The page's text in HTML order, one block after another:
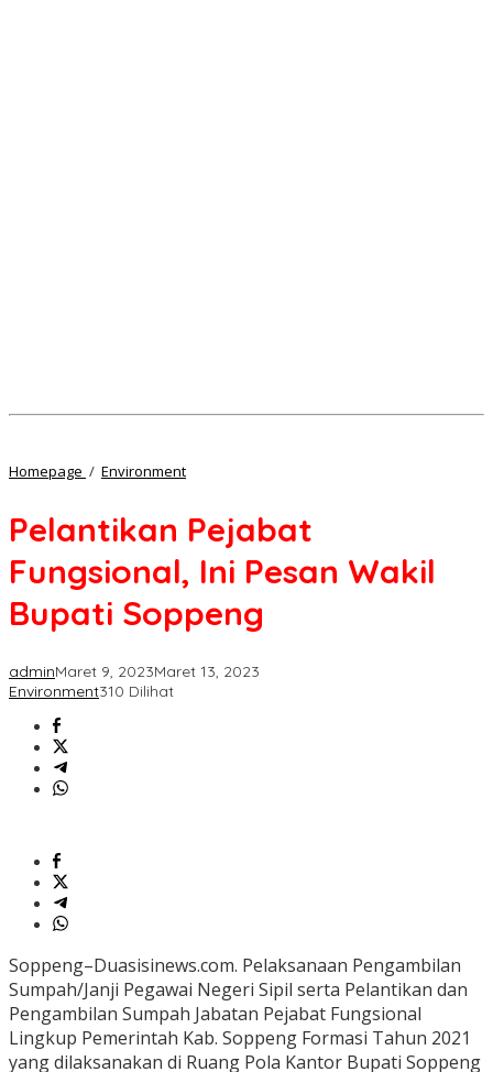
Homepage / EnvironmentPelantikan
Ini
Pesan
Wakil
Bupati
Soppeng
Pelantikan Pejabat
Fungsional, Ini Pesan Wakil
Bupati Soppeng
adminMaret 9, 2023Maret 13, 2023
Environment310 Dilihat
Soppeng–Duasisinews.com. Pelaksanaan Pengambilan
Sumpah/Janji Pegawai Negeri Sipil serta Pelantikan dan
Pengambilan Sumpah Jabatan Pejabat Fungsional
Lingkup Pemerintah Kab. Soppeng Formasi Tahun 2021
yang dilaksanakan di Ruang Pola Kantor Bupati Soppeng